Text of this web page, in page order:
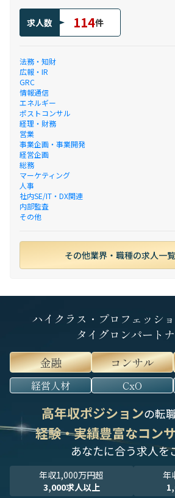
求人数 114件
法務・知財
広報・IR
GRC
情報通信
エネルギー
ポストコンサル
経理・財務
営業
事業企画・事業開発
経営企画
総務
マーケティング
人事
社内SE/IT・DX関連
内部監査
その他
その他業界・職種の求人一
ハイクラス・プロフェッシ
タイグロンパート
金融
コンサル
経営人材 CxO
高年収ポジションの転
経験・実績豊富なコン
あなたに合う求人を
年収1,000万円超
3,000求人以上
年